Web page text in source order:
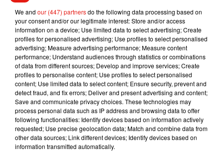
l’opportunité de s’expliquer pour comprendre les raisons de
son comportement. »
Rien n’est acté pour le moment, la balle est dans le camp de
Netflix, mais les fans ont des raisons d’espérer...
Musique
RÜFÜS DU SOL annonce un nouvel
We and our (447) partnersdo the following data processing based on
your consent and/or our legitimate interest: Store and/or access
information on a device; Use limited data to select advertising; Create
profiles for personalised advertising; Use profiles to select personalised
advertising; Measure advertising performance; Measure content
performance; Understand audiences through statistics or combinations
of data from different sources; Develop and improve services; Create
profiles to personalise content; Use profiles to select personalised
content; Use limited data to select content; Ensure security, prevent and
detect fraud, and fix errors; Deliver and present advertising and content;
Save and communicate privacy choices. These technologies may
process personal data such as IP address and browsing data to offer
following functionalities: Identify devices based on information actively
requested; Use precise geolocation data; Match and combine data from
other data sources; Link different devices; Identify devices based on
information transmitted automatically.